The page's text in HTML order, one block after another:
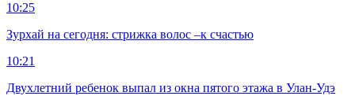
10:25
Зурхай на сегодня: стрижка волос –к счастью
10:21
Двухлетний ребенок выпал из окна пятого этажа в Улан-Удэ